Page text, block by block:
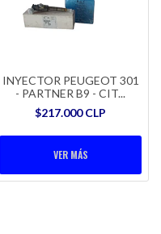
INYECTOR PEUGEOT 301
- PARTNER B9 - CIT...
$217.000 CLP
VER MÁS